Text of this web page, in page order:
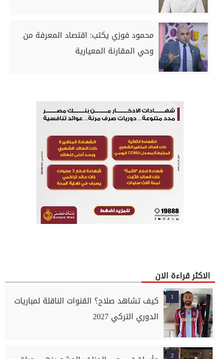
محمود فوزي يكتب: اقتصاد المعرفة من
وحي المقارنة المعيارية
الاكثر قراءة الان
1
كيف تشاهد صلاح؟ القنوات الناقلة لمباريات
الدوري التركي 2027
2